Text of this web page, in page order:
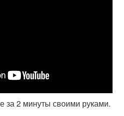
за 2 минуты своими руками.